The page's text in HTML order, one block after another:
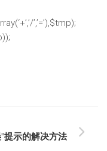
’,’=’),$tmp);
提示的解决方法